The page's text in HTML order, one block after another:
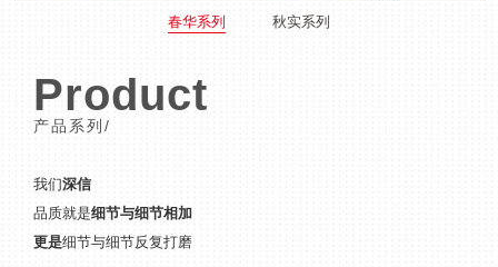
春华系列 秋实系列
Product
产品系列/
我们深信
品质就是细节与细节相加
更是细节与细节反复打磨